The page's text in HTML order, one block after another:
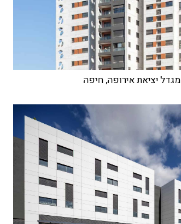
מגדל יציאת אירופה, חיפה